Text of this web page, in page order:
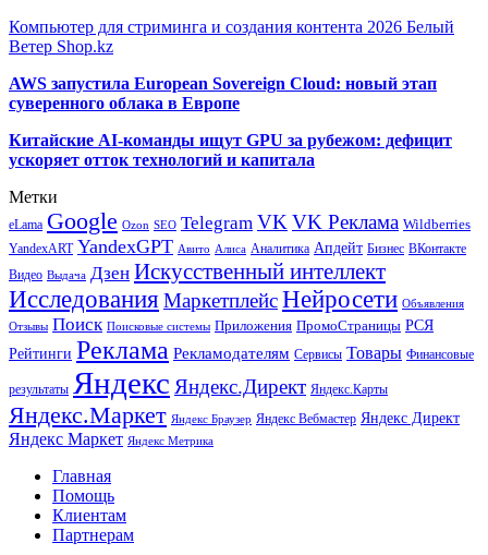
Компьютер для стриминга и создания контента 2026 Белый
Ветер Shop.kz
AWS запустила European Sovereign Cloud: новый этап
суверенного облака в Европе
Китайские AI-команды ищут GPU за рубежом: дефицит
ускоряет отток технологий и капитала
Метки
eLama Google Ozon SEO Telegram VK VK Реклама Wildberries
YandexART YandexGPT Авито Алиса Аналитика Апдейт Бизнес ВКонтакте
Видео Выдача Дзен Искусственный интеллект
Исследования МаркетплейсНейросети Объявления
Отзывы Поиск Поисковые системы Приложения ПромоСтраницы РСЯ
Рейтинги Реклама Рекламодателям Сервисы Товары Финансовые
результаты Яндекс Яндекс.Директ Яндекс.Карты
Яндекс.Маркет Яндекс Браузер Яндекс Вебмастер Яндекс Директ
Яндекс Маркет Яндекс Метрика
Главная
Помощь
Клиентам
Партнерам